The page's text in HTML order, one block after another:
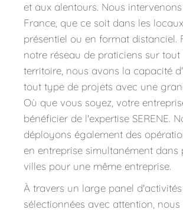
et aux alentours. Nous
France, que ce soit dans les
présentiel ou en format distanciel.
notre réseau de praticiens sur tout
territoire, nous avons la capacité
tout type de projets avec une
Où que vous soyez, votre
bénéficier de l'expertise SERENE.
déployons également des
en entreprise simultanément dans
villes pour une même entreprise.
À travers un large panel d'activités
sélectionnées avec attention, nous